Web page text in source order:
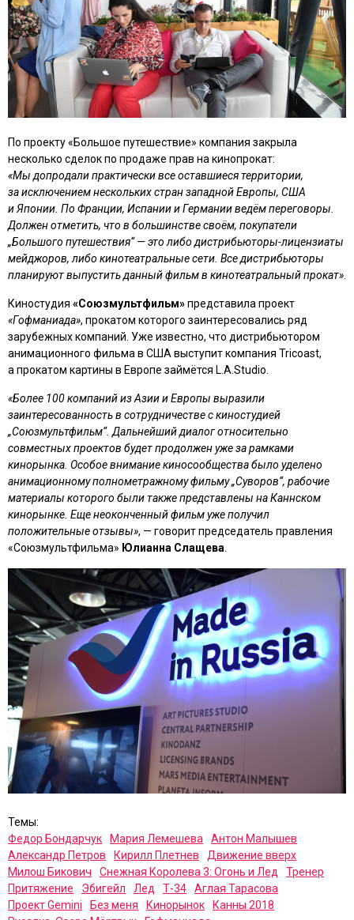
По проекту «Большое путешествие» компания закрыла
несколько сделок по продаже прав на кинопрокат:
«Мы допродали практически все оставшиеся территории,
за исключением нескольких стран западной Европы, США
и Японии. По Франции, Испании и Германии ведём переговоры.
Должен отметить, что в большинстве своём, покупатели
„Большого путешествия“ — это либо дистрибьюторы-лицензиаты
мейджоров, либо кинотеатральные сети. Все дистрибьюторы
планируют выпустить данный фильм в кинотеатральный прокат»
Киностудия «Союзмультфильм»представила проект
«Гофманиада», прокатом которого заинтересовались ряд
зарубежных компаний. Уже известно, что дистрибьютором
анимационного фильма в США выступит компания Tricoast,
а прокатом картины в Европе займётся L.A.Studio.
«Более 100 компаний из Азии и Европы выразили
заинтересованность в сотрудничестве с киностудией
„Союзмультфильм“. Дальнейший диалог относительно
совместных проектов будет продолжен уже за рамками
кинорынка. Особое внимание киносообщества было уделено
анимационному полнометражному фильму „Суворов“, рабочие
материалы которого были также представлены на Каннском
кинорынке. Еще неоконченный фильм уже получил
положительные отзывы», — говорит председатель правления
«Союзмультфильма» Юлианна Слащева
Темы:
Федор Бондарчук
Мария Лемешева
Антон Малышев
Александр Петров
Кирилл Плетнев
Движение вверх
Милош Бикович
Снежная Королева 3: Огонь и Лед
Тренер
Притяжение
Эбигейл Лед Т-34
Аглая Тарасова
Проект Gemini
Без меня Кинорынок
Канны 2018